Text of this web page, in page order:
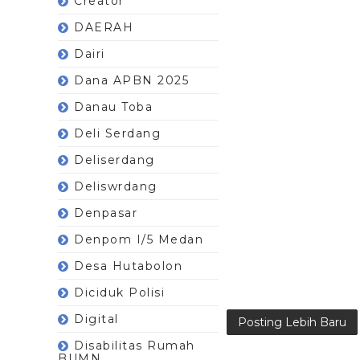
DAERAH
Dairi
Dana APBN 2025
Danau Toba
Deli Serdang
Deliserdang
Deliswrdang
Denpasar
Denpom I/5 Medan
Desa Hutabolon
Diciduk Polisi
Digital
Disabilitas Rumah
Posting Lebih Baru